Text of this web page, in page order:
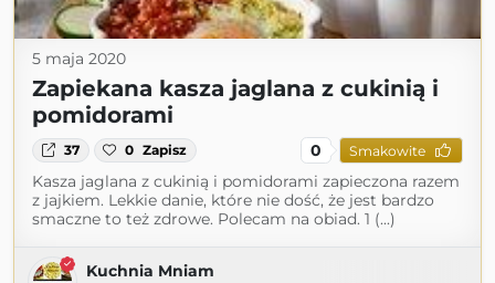
5 maja 2020
Zapiekana kasza jaglana z cukinią i
pomidorami
37 0 Zapisz 0 Smakowite
Kasza jaglana z cukinią i pomidorami zapieczona razem
z jajkiem. Lekkie danie, które nie dość, że jest bardzo
smaczne to też zdrowe. Polecam na obiad. 1 (...)
Kuchnia Mniam